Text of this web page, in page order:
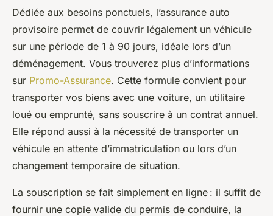
Dédiée aux besoins ponctuels, l’assurance auto
provisoire permet de couvrir légalement un véhicule
sur une période de 1 à 90 jours, idéale lors d’un
déménagement. Vous trouverez plus d’informations
sur Promo-Assurance. Cette formule convient pour
transporter vos biens avec une voiture, un utilitaire
loué ou emprunté, sans souscrire à un contrat annuel.
Elle répond aussi à la nécessité de transporter un
véhicule en attente d’immatriculation ou lors d’un
changement temporaire de situation.
La souscription se fait simplement en ligne : il suffit de
fournir une copie valide du permis de conduire, la